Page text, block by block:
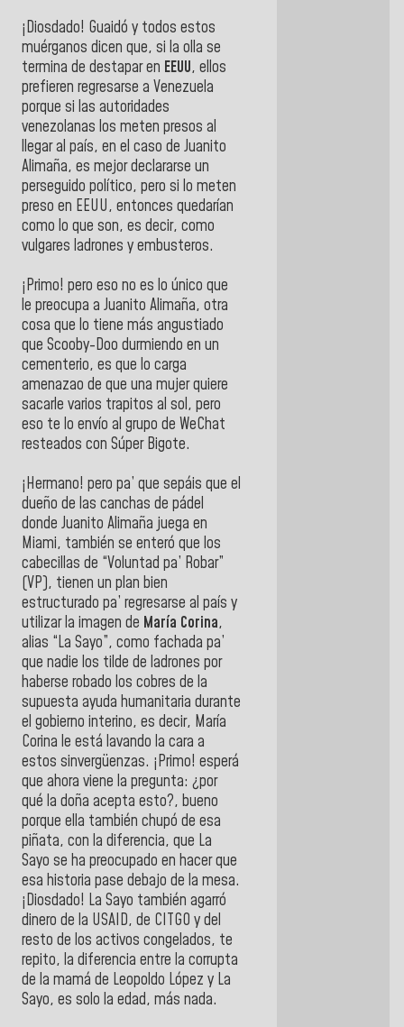
¡Diosdado! Guaidó y todos estos
muérganos dicen que, si la olla se
termina de destapar en EEUU, ellos
prefieren regresarse a Venezuela
porque si las autoridades
venezolanas los meten presos al
llegar al país, en el caso de Juanito
Alimaña, es mejor declararse un
perseguido político, pero si lo meten
preso en EEUU, entonces quedarían
como lo que son, es decir, como
vulgares ladrones y embusteros.
¡Primo! pero eso no es lo único que
le preocupa a Juanito Alimaña, otra
cosa que lo tiene más angustiado
que Scooby-Doo durmiendo en un
cementerio, es que lo carga
amenazao de que una mujer quiere
sacarle varios trapitos al sol, pero
eso te lo envío al grupo de WeChat
resteados con Súper Bigote.
¡Hermano! pero pa’ que sepáis que el
dueño de las canchas de pádel
donde Juanito Alimaña juega en
Miami, también se enteró que los
cabecillas de “Voluntad pa’ Robar”
(VP), tienen un plan bien
estructurado pa’ regresarse al país y
utilizar la imagen de María Corina,
alias “La Sayo”, como fachada pa’
que nadie los tilde de ladrones por
haberse robado los cobres de la
supuesta ayuda humanitaria durante
el gobierno interino, es decir, María
Corina le está lavando la cara a
estos sinvergüenzas. ¡Primo! esperá
que ahora viene la pregunta: ¿por
qué la doña acepta esto?, bueno
porque ella también chupó de esa
piñata, con la diferencia, que La
Sayo se ha preocupado en hacer que
esa historia pase debajo de la mesa.
¡Diosdado! La Sayo también agarró
dinero de la USAID, de CITGO y del
resto de los activos congelados, te
repito, la diferencia entre la corrupta
de la mamá de Leopoldo López y La
Sayo, es solo la edad, más nada.